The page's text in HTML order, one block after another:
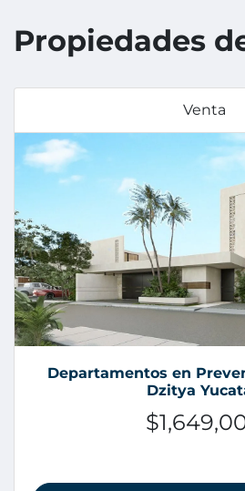
Propiedades
Venta
Departamentos en
Dzitya